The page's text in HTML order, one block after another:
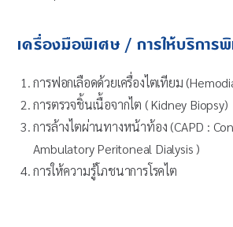
เครื่องมือพิเศษ / การให้บริการ
การฟอกเลือดด้วยเครื่องไตเทียม
การตรวจชิ้นเนื้อจากไต ( Kidney Biopsy)
การล้างไตผ่านทางหน้าท้อง (CAPD :
Ambulatory Peritoneal Dialysis )
การให้ความรู้โภชนาการโรคไต